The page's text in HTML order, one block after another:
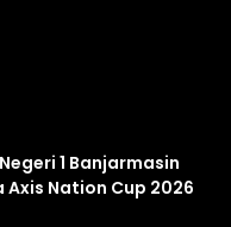
1 Banjarmasin
Axis Nation Cup 2026